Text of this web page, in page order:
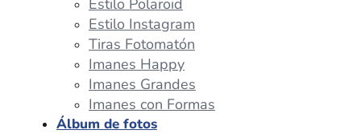
Estilo Polaroid
Estilo Instagram
Tiras Fotomatón
Imanes Happy
Imanes Grandes
Imanes con Formas
Álbum de fotos